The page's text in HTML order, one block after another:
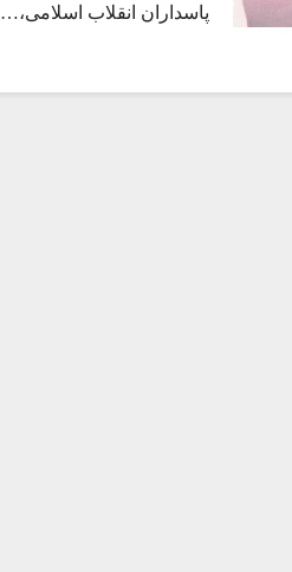
پاسداران انقلاب اسلامی،…